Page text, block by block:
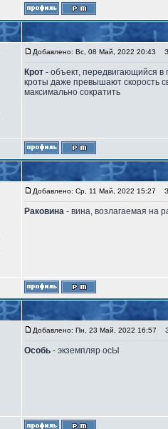
Добавлено: Вс, 08 Май, 2022 20:43
Крот - объект, передвигающийся в
кроты даже превышают скорость
максимально сократить
Добавлено: Ср, 11 Май, 2022 15:27
Раковина - вина, возлагаемая на
Добавлено: Пн, 23 Май, 2022 16:57
Особь - экземпляр осЫ